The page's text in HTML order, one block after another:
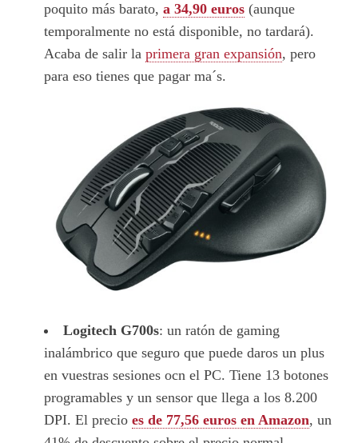
poquito más barato, a 34,90 euros (aunque
temporalmente no está disponible, no tardará).
Acaba de salir la primera gran expansión, pero
para eso tienes que pagar ma´s.
Logitech G700s: un ratón de gaming
inalámbrico que seguro que puede daros un plus
en vuestras sesiones ocn el PC. Tiene 13 botones
programables y un sensor que llega a los 8.200
DPI. El precio es de 77,56 euros en Amazon, un